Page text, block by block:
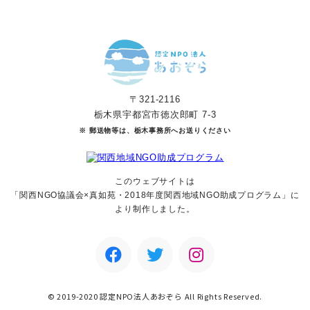
〒321-2116
栃木県宇都宮市徳次郎町 7-3
※ 郵送物等は、栃木事務所へお送りください
このウェブサイトは
「関西NGO協議会×真如苑・2018年度関西地域NGO助成プログラム」に
より制作しました。
© 2019-2020 認定NPO法人あおぞら All Rights Reserved.